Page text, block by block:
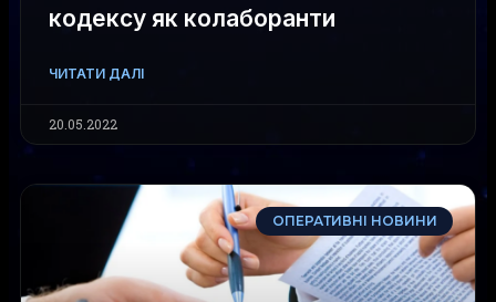
кодексу як колаборанти
ЧИТАТИ ДАЛІ
20.05.2022
ОПЕРАТИВНІ НОВИНИ